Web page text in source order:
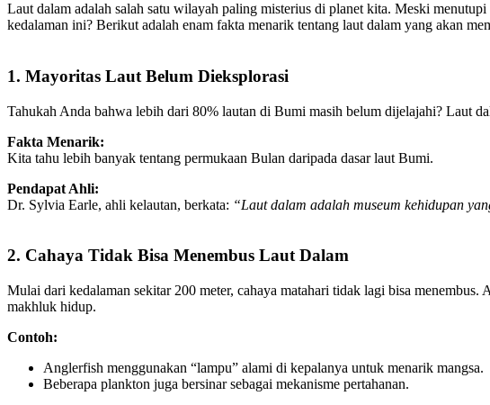
Laut dalam adalah salah satu wilayah paling misterius di planet kita. Meski
kedalaman ini? Berikut adalah enam fakta menarik tentang laut dalam yang akan
1. Mayoritas Laut Belum Dieksplorasi
Tahukah Anda bahwa lebih dari 80% lautan di Bumi masih belum dijelajahi? Laut
Fakta Menarik:
Kita tahu lebih banyak tentang permukaan Bulan daripada dasar laut Bumi.
Pendapat Ahli:
Dr. Sylvia Earle, ahli kelautan, berkata: “Laut dalam adalah museum kehidupan
2. Cahaya Tidak Bisa Menembus Laut Dalam
Mulai dari kedalaman sekitar 200 meter, cahaya matahari tidak lagi bisa menembus.
makhluk hidup.
Contoh:
Anglerfish menggunakan “lampu” alami di kepalanya untuk menarik mangsa.
Beberapa plankton juga bersinar sebagai mekanisme pertahanan.